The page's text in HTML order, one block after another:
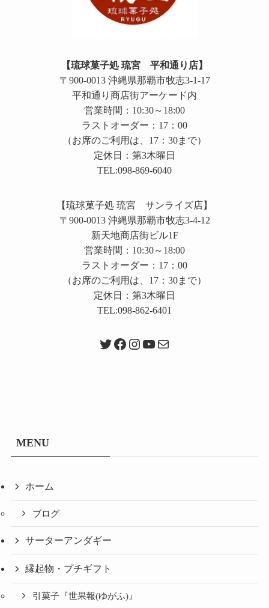
【琉球菓子処 琉宮 平和通り店】
〒900-0013 沖縄県那覇市牧志3-1-17
平和通り商店街アーケード内
営業時間：10:30～18:00
ラストオーダー：17：00
（お席のご利用は、17：30まで）
定休日：第3木曜日
TEL:098-869-6040
【琉球菓子処 琉宮 サンライズ店】
〒900-0013 沖縄県那覇市牧志3-4-12
新天地商店街ビル1F
営業時間：10:30～18:00
ラストオーダー：17：00
（お席のご利用は、17：30まで）
定休日：第3木曜日
TEL:098-862-6401
Twitter
Facebook
Instagram
YouTube
メール
MENU
ホーム
ブログ
サーターアンダギー
縁起物・プチギフト
引菓子『世果報(ゆがふ)』